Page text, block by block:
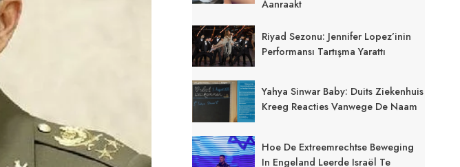
Aanraakt
Riyad Sezonu: Jennifer Lopez’inin
Performansı Tartışma Yarattı
Yahya Sinwar Baby: Duits Ziekenhuis
Kreeg Reacties Vanwege De Naam
Hoe De Extreemrechtse Beweging
In Engeland Leerde Israël Te